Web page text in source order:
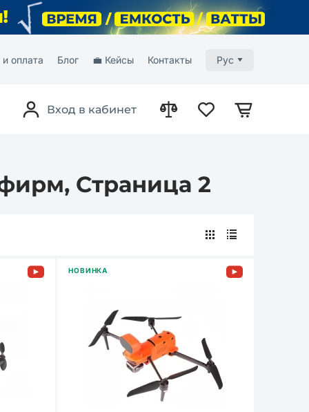
оплата Блог 💼 Кейсы Контакты Рус
Вход в кабинет
Страница 2
НОВИНКА